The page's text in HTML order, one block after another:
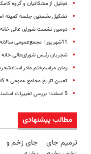
تجلیل از مشکاتیان و گروه
تشکیل نخستین جلسه کمیته
دومین نشست شورای عالی
11شهریور ؛ مجمع‌عمومی سالانه خانه‌موسیقی
شجریان رئیس شورای‌عالی
زمان مراسم‌ختم مادر
تعیین تاریخ مجامع عمومی ۹ گانه خانه موسیقی
5 اسفند؛ بررسی تغییرات اساسنامه خانه موسیقی
مطالب پیشنهادی
ترمیم جای
جای زخم و